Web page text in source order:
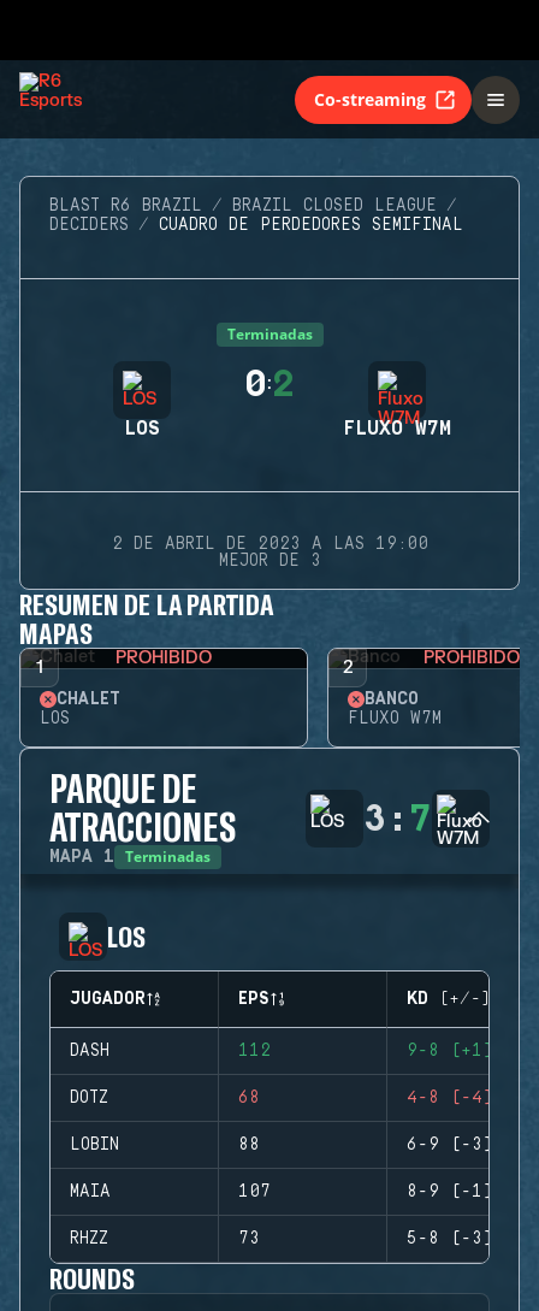
Co-streaming
BLAST R6 BRAZIL
BRAZIL CLOSED LEAGUE
DECIDERS
CUADRO DE PERDEDORES SEMIFINAL
Terminadas
LOS
0:2
FLUXO W7M
2 DE ABRIL DE 2023 A LAS 19:00
MEJOR DE 3
RESUMEN DE LA PARTIDA
MAPAS
1 PROHIBIDO
CHALET
LOS
2 PROHIBIDO
BANCO
FLUXO W7M
PARQUE DE
ATRACCIONES
MAPA 1 Terminadas
3 : 7
LOS
JUGADOR EPS KD (+/-)
DASH 112 9-8 (+1)
DOTZ 68 4-8 (-4)
LOBIN 88 6-9 (-3)
MAIA 107 8-9 (-1)
RHZZ 73 5-8 (-3)
ROUNDS